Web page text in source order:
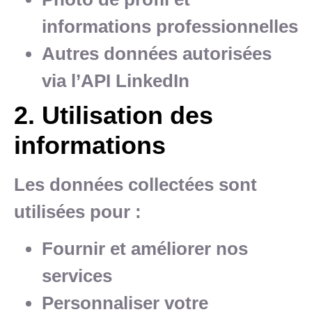
informations professionnelles
Autres données autorisées
via l’API LinkedIn
2. Utilisation des
informations
Les données collectées sont
utilisées pour :
Fournir et améliorer nos
services
Personnaliser votre